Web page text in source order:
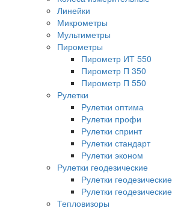
Линейки
Микрометры
Мультиметры
Пирометры
Пирометр ИТ 550
Пирометр П 350
Пирометр П 550
Рулетки
Рулетки оптима
Рулетки профи
Рулетки спринт
Рулетки стандарт
Рулетки эконом
Рулетки геодезические
Рулетки
Рулетки
Тепловизоры